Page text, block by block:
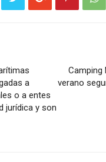
a
o a entes
jurídica y son
Camping
verano